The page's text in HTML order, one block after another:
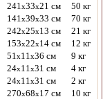
241 x33x21 см
50 кг
141 x39x33 см
70 кг
242x25x13 см
21 кг
153x22x14 см
12 кг
51 x11 x36 см
9 кг
24x11 x31 см
4 кг
24x11 x31 см
2 кг
270x68x17 см
10 кг